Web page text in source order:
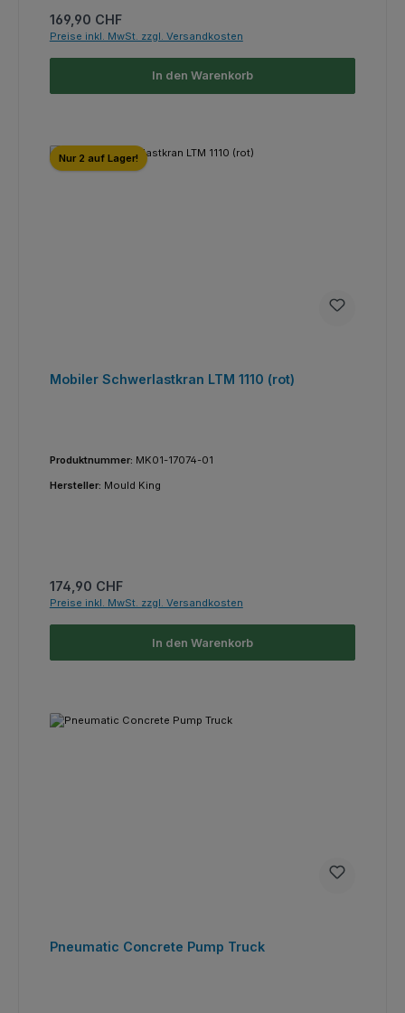
Regulärer Preis:
169,90 CHF
Preise inkl. MwSt. zzgl. Versandkosten
In den Warenkorb
Nur 2 auf Lager!
Mobiler Schwerlastkran LTM 1110 (rot)
Produktnummer: MK01-17074-01
Hersteller: Mould King
Regulärer Preis:
174,90 CHF
Preise inkl. MwSt. zzgl. Versandkosten
In den Warenkorb
Pneumatic Concrete Pump Truck